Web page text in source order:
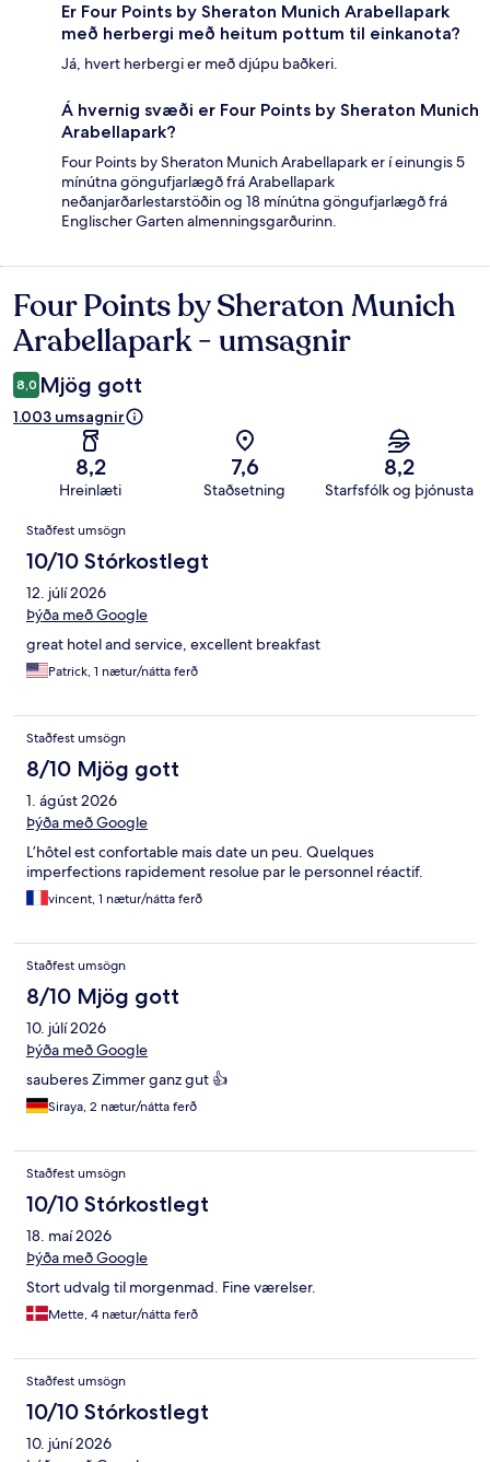
Er Four Points by Sheraton Munich Arabellapark
með herbergi með heitum pottum til einkanota?
Já, hvert herbergi er með djúpu baðkeri.
Á hvernig svæði er Four Points by Sheraton Munich
Arabellapark?
Four Points by Sheraton Munich Arabellapark er í einungis 5
mínútna göngufjarlægð frá Arabellapark
neðanjarðarlestarstöðin og 18 mínútna göngufjarlægð frá
Englischer Garten almenningsgarðurinn.
Umsagnir
Four Points by Sheraton Munich
Arabellapark - umsagnir
8,0 Mjög gott
1.003 umsagnir
8,2
Hreinlæti
7,6
Staðsetning
8,2
Starfsfólk og þjónusta
Umsagnir
Staðfest umsögn
10/10 Stórkostlegt
12. júlí 2026
Þýða með Google
great hotel and service, excellent breakfast
Patrick, 1 nætur/nátta ferð
Staðfest umsögn
8/10 Mjög gott
1. ágúst 2026
Þýða með Google
L’hôtel est confortable mais date un peu. Quelques
imperfections rapidement resolue par le personnel réactif.
vincent, 1 nætur/nátta ferð
Staðfest umsögn
8/10 Mjög gott
10. júlí 2026
Þýða með Google
sauberes Zimmer ganz gut 👍
Siraya, 2 nætur/nátta ferð
Staðfest umsögn
10/10 Stórkostlegt
18. maí 2026
Þýða með Google
Stort udvalg til morgenmad. Fine værelser.
Mette, 4 nætur/nátta ferð
Staðfest umsögn
10/10 Stórkostlegt
10. júní 2026